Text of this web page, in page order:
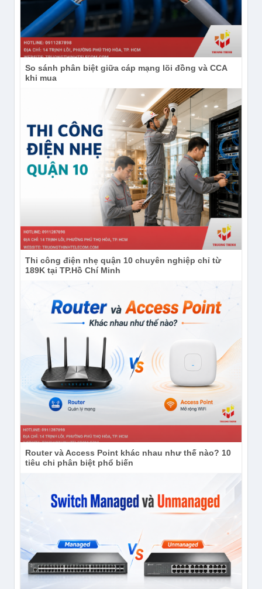
So sánh phân biệt giữa cáp mạng lõi đồng và CCA
khi mua
Thi công điện nhẹ quận 10 chuyên nghiệp chỉ từ
189K tại TP.Hồ Chí Minh
Router và Access Point khác nhau như thế nào? 10
tiêu chi phân biệt phổ biến